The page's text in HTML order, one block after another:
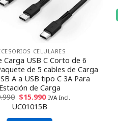
CELULARES
Carga USB C Corto de 6
de 5 cables de Carga
A a USB tipo C 3A Para
Estación de Carga
$15.990 IVA Incl.
UC01015B